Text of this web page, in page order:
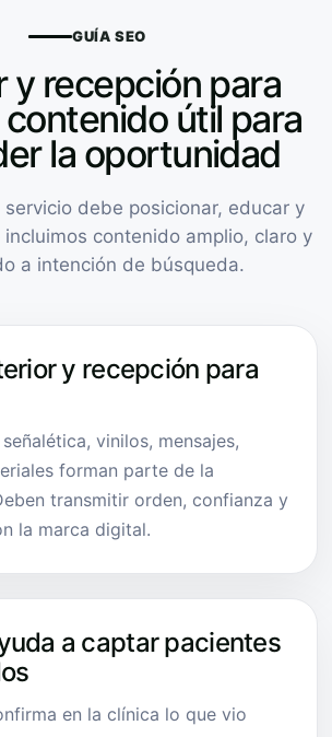
GUÍA SEO
y recepción para
útil para
la oportunidad
debe posicionar, educar y
incluimos contenido amplio, claro y
a intención de búsqueda.
y recepción para
vinilos, mensajes,
forman parte de la
transmitir orden, confianza y
la marca digital.
a captar pacientes
en la clínica lo que vio